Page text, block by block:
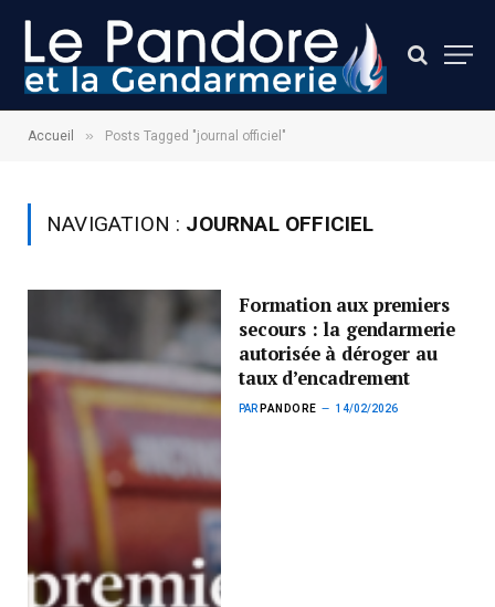
Accueil » Posts Tagged "journal officiel"
NAVIGATION : JOURNAL OFFICIEL
Formation aux premiers
secours : la gendarmerie
autorisée à déroger au
taux d’encadrement
PAR PANDORE 14/02/2026